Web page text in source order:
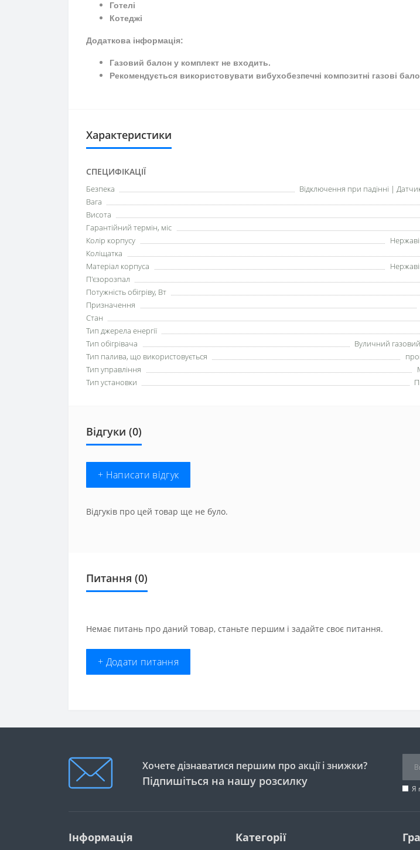
Готелі
Котеджі
Додаткова інформація:
Газовий балон у комплект не входить.
Рекомендується використовувати вибухобезпечні композитні газові
Характеристики
СПЕЦИФІКАЦІЇ
Безпека
Відключення при падінні |
Вага
Висота
Гарантійний термін, міс
Колір корпусу
Коліщатка
Матеріал корпуса
П'єзорозпал
Потужність обігріву, Вт
Призначення
Стан
Тип джерела енергії
Тип обігрівача
Вуличний газовий
Тип палива, що використовується
Тип управління
Тип установки
Відгуки (0)
+ Написати відгук
Відгуків про цей товар ще не було.
Питання (0)
Немає питань про даний товар, станьте першим і задайте своє питання.
+ Додати питання
Хочете дізнаватися першим про акції і знижки?
Підпишіться на нашу розсилку
Я
Інформація Категорії